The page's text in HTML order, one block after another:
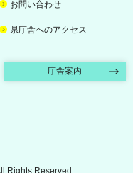
お問い合わせ
県庁舎へのアクセス
庁舎案内
Rights Reserved.